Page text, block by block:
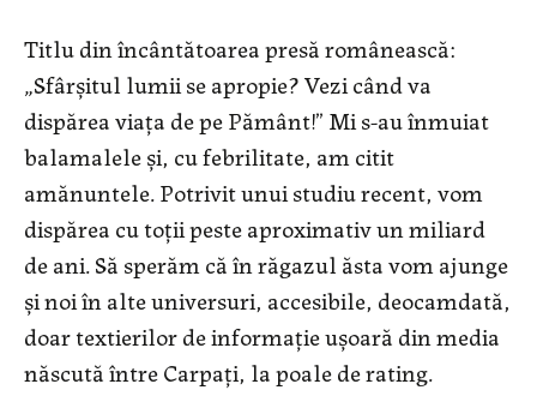
Titlu din încântătoarea presă românească:
„Sfârşitul lumii se apropie? Vezi când va
dispărea viaţa de pe Pământ!” Mi s-au înmuiat
balamalele şi, cu febrilitate, am citit
amănuntele. Potrivit unui studiu recent, vom
dispărea cu toţii peste aproximativ un miliard
de ani. Să sperăm că în răgazul ăsta vom ajunge
şi noi în alte universuri, accesibile, deocamdată,
doar textierilor de informaţie uşoară din media
născută între Carpaţi, la poale de rating.